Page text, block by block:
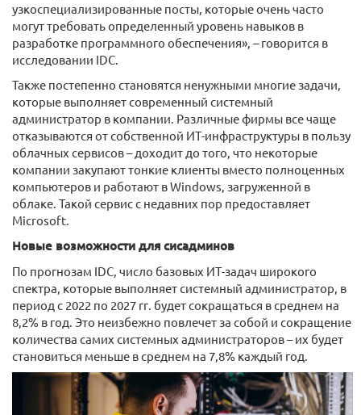
узкоспециализированные посты, которые очень часто
могут требовать определенный уровень навыков в
разработке программного обеспечения», – говорится в
исследовании IDC.
Также постепенно становятся ненужными многие задачи,
которые выполняет современный системный
администратор в компании. Различные фирмы все чаще
отказываются от собственной ИТ-инфраструктуры в пользу
облачных сервисов – доходит до того, что некоторые
компании закупают тонкие клиенты вместо полноценных
компьютеров и работают в Windows, загруженной в
облаке. Такой сервис с недавних пор предоставляет
Microsoft.
Новые возможности для сисадминов
По прогнозам IDC, число базовых ИТ-задач широкого
спектра, которые выполняет системный администратор, в
период с 2022 по 2027 гг. будет сокращаться в среднем на
8,2% в год. Это неизбежно повлечет за собой и сокращение
количества самих системных администраторов – их будет
становиться меньше в среднем на 7,8% каждый год.